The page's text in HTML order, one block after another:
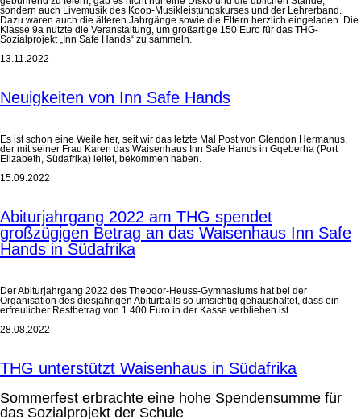
sondern auch Livemusik des Koop-Musikleistungskurses und der Lehrerband.
Dazu waren auch die älteren Jahrgänge sowie die Eltern herzlich eingeladen. Die
Klasse 9a nutzte die Veranstaltung, um großartige 150 Euro für das THG-
Sozialprojekt „Inn Safe Hands“ zu sammeln.
13.11.2022
Neuigkeiten von Inn Safe Hands
Es ist schon eine Weile her, seit wir das letzte Mal Post von Glendon Hermanus,
der mit seiner Frau Karen das Waisenhaus Inn Safe Hands in Gqeberha (Port
Elizabeth, Südafrika) leitet, bekommen haben.
15.09.2022
Abiturjahrgang 2022 am THG spendet
großzügigen Betrag an das Waisenhaus Inn Safe
Hands in Südafrika
Der Abiturjahrgang 2022 des Theodor-Heuss-Gymnasiums hat bei der
Organisation des diesjährigen Abiturballs so umsichtig gehaushaltet, dass ein
erfreulicher Restbetrag von 1.400 Euro in der Kasse verblieben ist.
28.08.2022
THG unterstützt Waisenhaus in Südafrika
Sommerfest erbrachte eine hohe Spendensumme für
das Sozialprojekt der Schule